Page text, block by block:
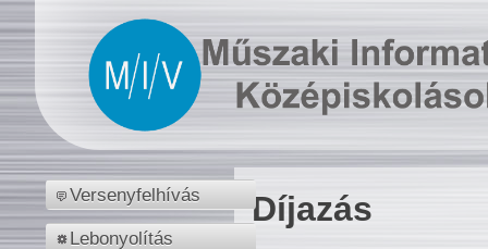
Versenyfelhívás
Lebonyolítás
Díjazás